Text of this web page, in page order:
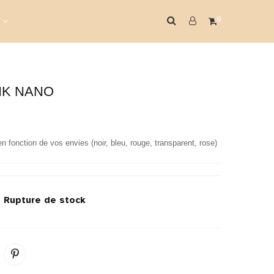
0
NANO
fonction de vos envies (noir, bleu, rouge, transparent, rose)
Rupture de stock